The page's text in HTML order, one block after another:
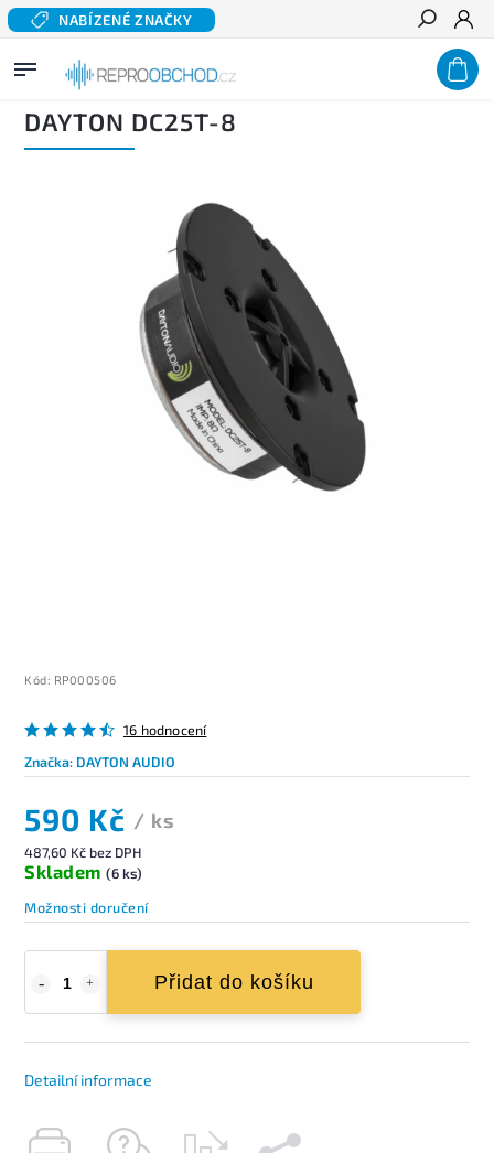
NABÍZENÉ ZNAČKY
Hledat
Domů/ Domácí audio/Komponentní reproduktory hi-fi Výškové reproduktory
/
DAYTON DC25T-8
DAYTON DC25T-8
Kód: RP000506
16 hodnocení
Značka: DAYTON AUDIO
590 Kč / ks
487,60 Kč bez DPH
Skladem (6 ks)
Možnosti doručení
Přidat do košíku
Detailní informace